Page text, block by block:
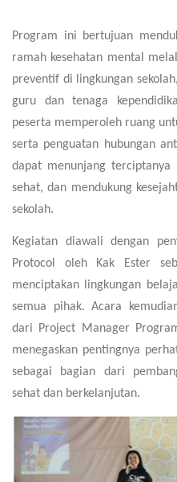
Program ini bertujuan
ramah kesehatan mental
preventif di lingkungan
guru dan tenaga
peserta memperoleh ruang
serta penguatan hubungan
dapat menunjang
sehat, dan mendukung
sekolah.
Kegiatan diawali dengan
Protocol
oleh Kak Ester
menciptakan lingkungan
semua pihak. Acara
dari Project Manager
menegaskan pentingnya
sebagai bagian dari
sehat dan berkelanjutan.